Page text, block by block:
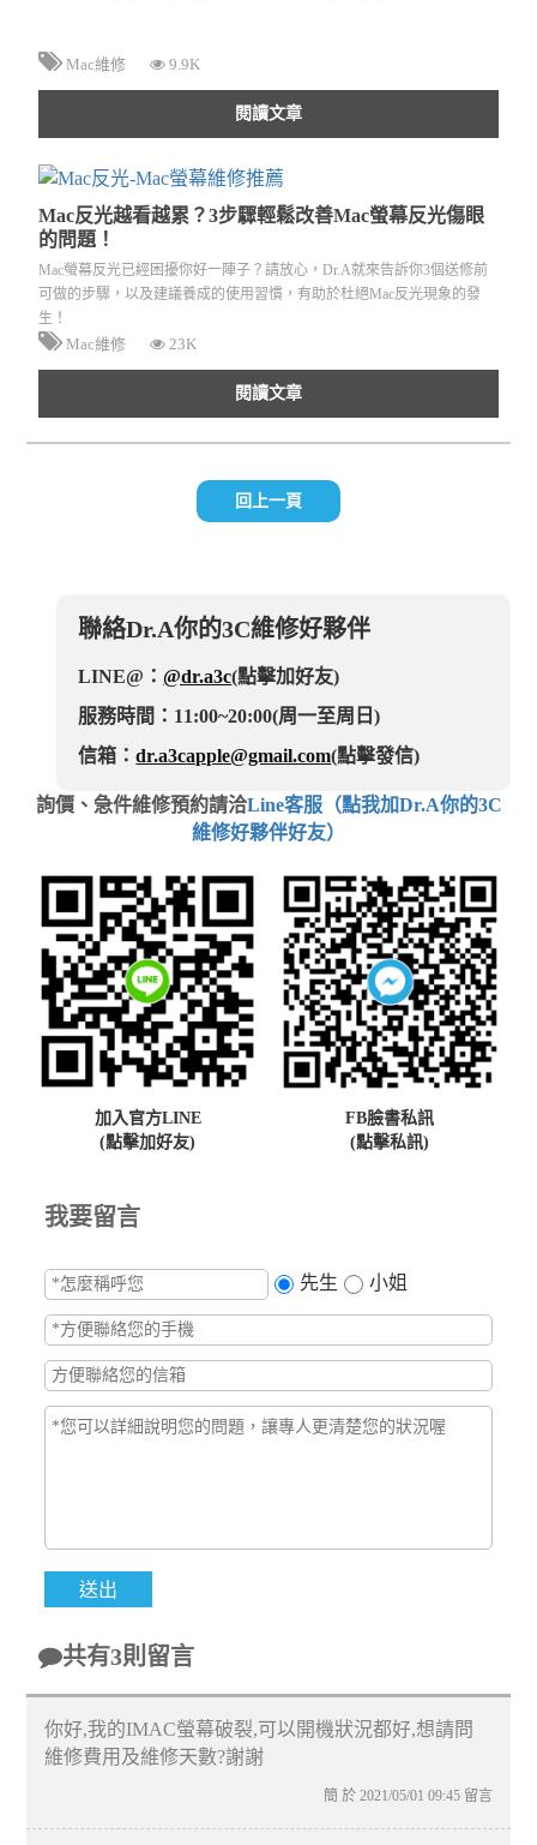
Mac維修 9.9K
閱讀文章
Mac反光越看越累？3步驟輕鬆改善Mac螢幕反光傷眼
的問題！
Mac螢幕反光已經困擾你好一陣子？請放心，Dr.A就來告訴你3個送修前
可做的步驟，以及建議養成的使用習慣，有助於杜絕Mac反光現象的發
生！
Mac維修 23K
閱讀文章
回上一頁
聯絡Dr.A你的3C維修好夥伴
LINE@：@dr.a3c(點擊加好友)
服務時間：11:00~20:00(周一至周日)
信箱：dr.a3capple@gmail.com(點擊發信)
詢價、急件維修預約請洽Line客服（點我加Dr.A你的3C
維修好夥伴好友）
加入官方LINE
(點擊加好友)
FB臉書私訊
(點擊私訊)
我要留言
先生 小姐
共有3則留言
你好,我的IMAC螢幕破裂,可以開機狀況都好,想請問
維修費用及維修天數?謝謝
簡 於 2021/05/01 09:45 留言